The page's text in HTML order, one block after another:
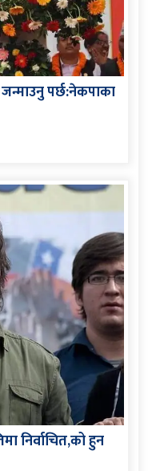
पर्छ:नेकपाका
निर्वाचित,को हुन